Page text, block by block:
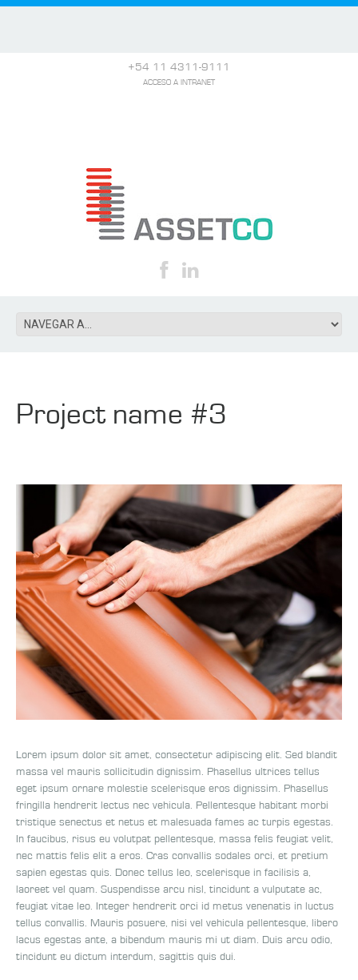
+54 11 4311-9111
ACCESO A INTRANET
Project name #3
Lorem ipsum dolor sit amet, consectetur adipiscing elit. Sed blandit
massa vel mauris sollicitudin dignissim. Phasellus ultrices tellus
eget ipsum ornare molestie scelerisque eros dignissim. Phasellus
fringilla hendrerit lectus nec vehicula. Pellentesque habitant morbi
tristique senectus et netus et malesuada fames ac turpis egestas.
In faucibus, risus eu volutpat pellentesque, massa felis feugiat velit,
nec mattis felis elit a eros. Cras convallis sodales orci, et pretium
sapien egestas quis. Donec tellus leo, scelerisque in facilisis a,
laoreet vel quam. Suspendisse arcu nisl, tincidunt a vulputate ac,
feugiat vitae leo. Integer hendrerit orci id metus venenatis in luctus
tellus convallis. Mauris posuere, nisi vel vehicula pellentesque, libero
lacus egestas ante, a bibendum mauris mi ut diam. Duis arcu odio,
tincidunt eu dictum interdum, sagittis quis dui.